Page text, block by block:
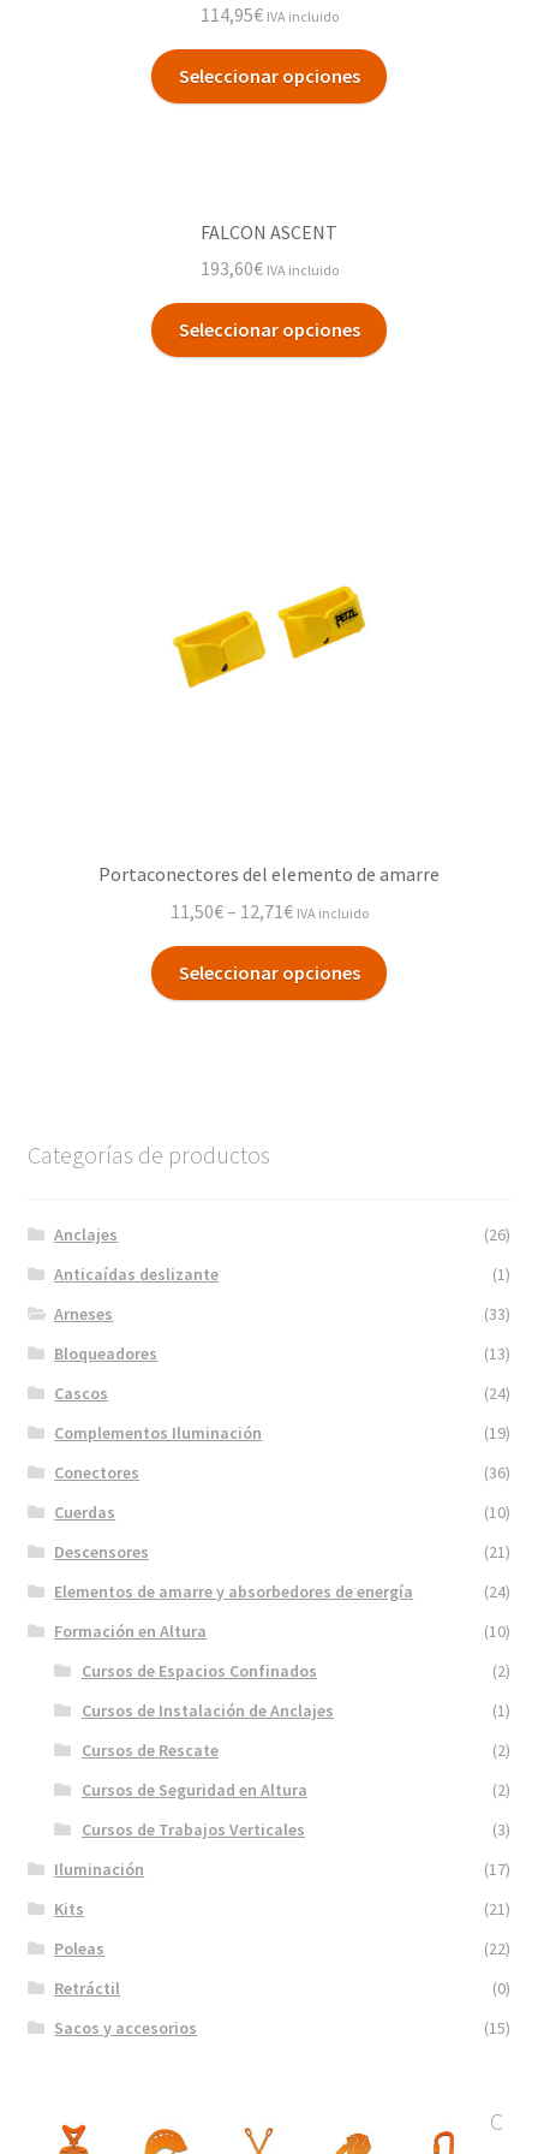
114,95€ IVA incluido
Seleccionar opciones
FALCON ASCENT
193,60€ IVA incluido
Seleccionar opciones
Portaconectores del elemento de amarre
11,50€– 12,71€ IVA incluido
Seleccionar opciones
Categorías de productos
Anclajes
(26)
Anticaídas deslizante
(1)
Arneses
(33)
Bloqueadores
(13)
Cascos
(24)
Complementos Iluminación
(19)
Conectores
(36)
Cuerdas
(10)
Descensores
(21)
Elementos de amarre y absorbedores de energía
(24)
Formación en Altura
(10)
Cursos de Espacios Confinados
(2)
Cursos de Instalación de Anclajes
(1)
Cursos de Rescate
(2)
Cursos de Seguridad en Altura
(2)
Cursos de Trabajos Verticales
(3)
Iluminación
(17)
Kits
(21)
Poleas
(22)
Retráctil
(0)
Sacos y accesorios
(15)
C